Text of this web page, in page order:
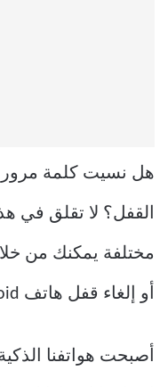
القفل؟ لا تقلق في
مختلفة يمكنك من
أو إلغاء قفل هاتف Android إذا نسيت كلمة المرور.
أصبحت هواتفنا